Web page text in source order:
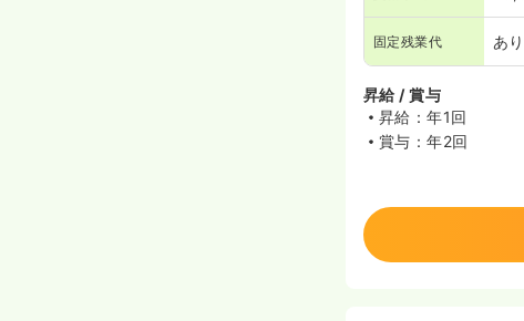
固定残業代 あり
昇給 / 賞与
昇給：年1回
賞与：年2回